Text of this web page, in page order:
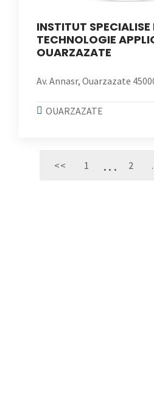
INSTITUT SPECIALISE
TECHNOLOGIE
OUARZAZATE
Av. Annasr, Ouarzazate
OUARZAZATE
<< 1 2